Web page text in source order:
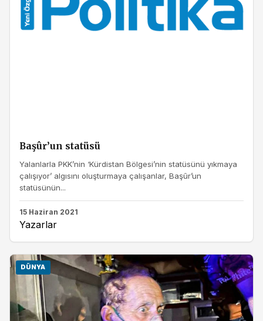
Başûr’un statüsü
Yalanlarla PKK’nin ‘Kürdistan Bölgesi’nin statüsünü yıkmaya
çalışıyor’ algısını oluşturmaya çalışanlar, Başûr’un
statüsünün...
15 Haziran 2021
Yazarlar
DÜNYA